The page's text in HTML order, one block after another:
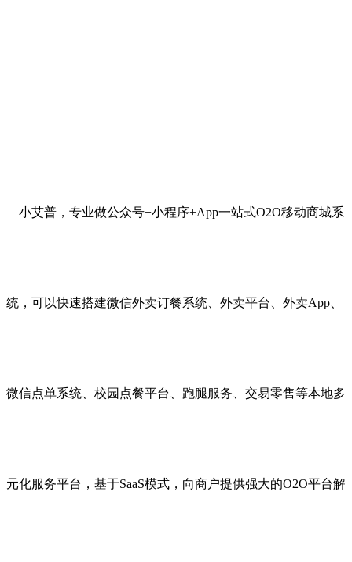
小艾普，专业做公众号+小程序+App一站式O2O移动商城系
统，可以快速搭建微信外卖订餐系统、外卖平台、外卖App、
微信点单系统、校园点餐平台、跑腿服务、交易零售等本地多
元化服务平台，基于SaaS模式，向商户提供强大的O2O平台解